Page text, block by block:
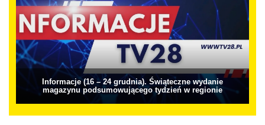
Informacje (16 – 24 grudnia). Świąteczne wydanie
magazynu podsumowującego tydzień w regionie